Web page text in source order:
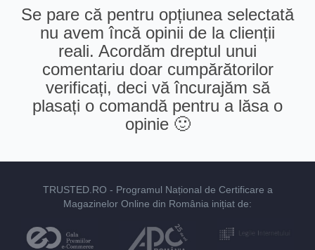
Se pare că pentru opțiunea selectată
nu avem încă opinii de la clienții
reali. Acordăm dreptul unui
comentariu doar cumpărătorilor
verificați, deci vă încurajăm să
plasați o comandă pentru a lăsa o
opinie 🙂
TRUSTED.RO - Programul Național de Certificare a
Magazinelor Online din România inițiat de: